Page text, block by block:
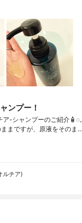
ンプー！
-⁡⁡シャンプー⁡⁡のご紹介
まですが、⁡原液をそのま…
ルチア)